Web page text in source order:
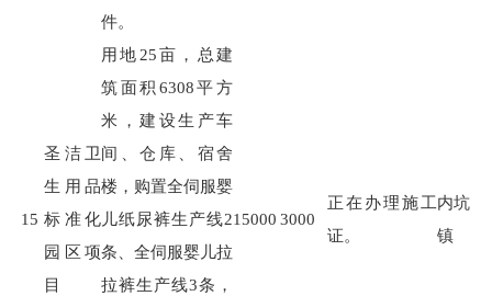
件。
15
圣洁卫
生用品
标准化
园区项
目
用地 25亩，总建
筑面积 6308平方
米，建设生产车
间、仓库、宿舍
楼，购置全伺服婴
儿纸尿裤生产线2
条、全伺服婴儿拉
拉裤生产线3条，
15000 3000
正在办理施工
证。
内坑
镇